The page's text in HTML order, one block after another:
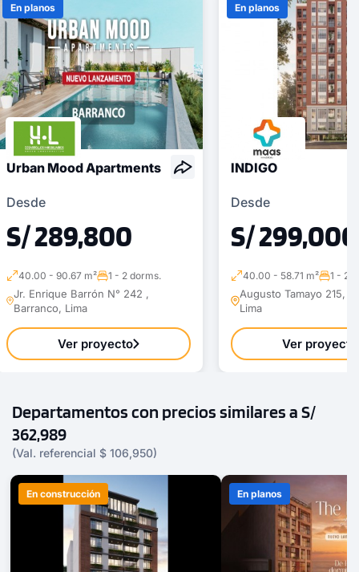
En planos
Urban Mood Apartments
Desde
S/ 289,800
40.00 - 90.67 m² 1 - 2 dorms.
Jr. Enrique Barrón N° 242 ,
Barranco, Lima
Ver proyecto
En planos
INDIGO
Desde
S/ 299,000
40.00 - 58.71 m² 1 - 2
Augusto Tamayo 215,
Lima
Ver proyecto
Departamentos con precios similares a S/
362,989
(Val. referencial $ 106,950)
En construcción En planos